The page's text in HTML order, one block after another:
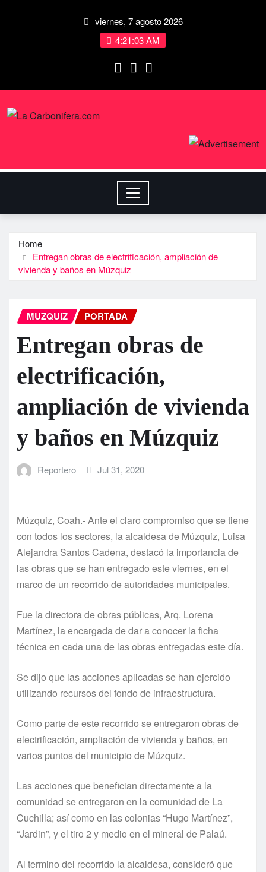
viernes, 7 agosto 2026
4:21:04 AM
Home
Entregan obras de electrificación, ampliación de
vivienda y baños en Múzquiz
MUZQUIZ PORTADA
Entregan obras de
electrificación,
ampliación de vivienda
y baños en Múzquiz
Reportero Jul 31, 2020
Múzquiz, Coah.- Ante el claro compromiso que se tiene
con todos los sectores, la alcaldesa de Múzquiz, Luisa
Alejandra Santos Cadena, destacó la importancia de
las obras que se han entregado este viernes, en el
marco de un recorrido de autoridades municipales.
Fue la directora de obras públicas, Arq. Lorena
Martínez, la encargada de dar a conocer la ficha
técnica en cada una de las obras entregadas este día.
Se dijo que las acciones aplicadas se han ejercido
utilizando recursos del fondo de infraestructura.
Como parte de este recorrido se entregaron obras de
electrificación, ampliación de vivienda y baños, en
varios puntos del municipio de Múzquiz.
Las acciones que benefician directamente a la
comunidad se entregaron en la comunidad de La
Cuchilla; así como en las colonias “Hugo Martínez”,
“Jardin”, y el tiro 2 y medio en el mineral de Palaú.
Al termino del recorrido la alcaldesa, consideró que